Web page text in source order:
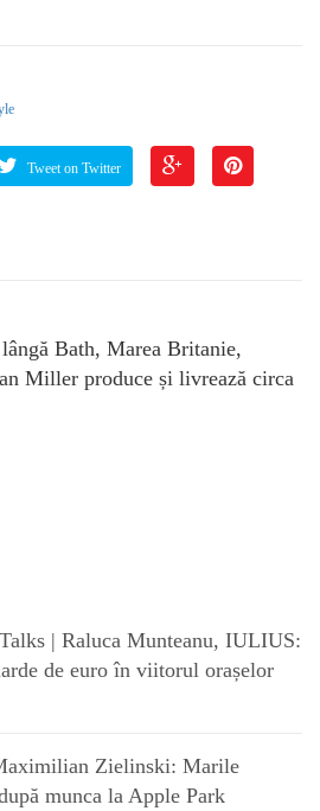
Tweet on Twitter
Bath, Marea Britanie,
Miller produce și livrează circa
| Raluca Munteanu, IULIUS:
de euro în viitorul orașelor
Zielinski: Marile
munca la Apple Park